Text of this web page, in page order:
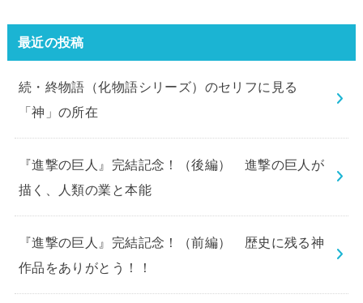
最近の投稿
続・終物語（化物語シリーズ）のセリフに見る
「神」の所在
『進撃の巨人』完結記念！（後編） 進撃の巨人が
描く、人類の業と本能
『進撃の巨人』完結記念！（前編） 歴史に残る神
作品をありがとう！！